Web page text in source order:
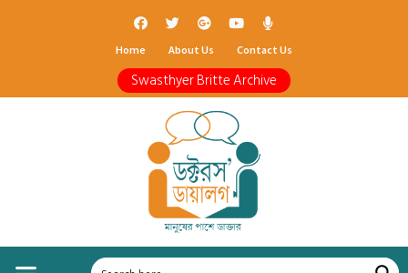
Home About Us Contact Us
Swasthyer Britte Archive